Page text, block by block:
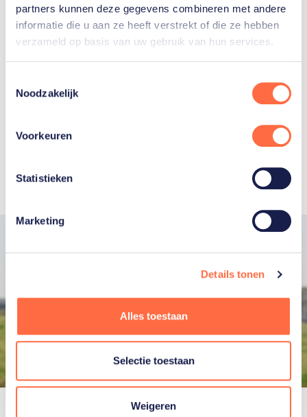
partners kunnen deze gegevens combineren met andere
informatie die u aan ze heeft verstrekt of die ze hebben
verzameld op basis van uw gebruik van hun services.
Noodzakelijk
Voorkeuren
Statistieken
Marketing
Details tonen
Alles toestaan
Selectie toestaan
Weigeren
Energie
Om de top te bereiken zijn Jens en Melle
we filmpjes terug van onze trainingen en races. Op
de training geef ik hem aanwijzingen en hij mij, wat
we anders moeten doen. Zo leren we veel van
elkaar.”